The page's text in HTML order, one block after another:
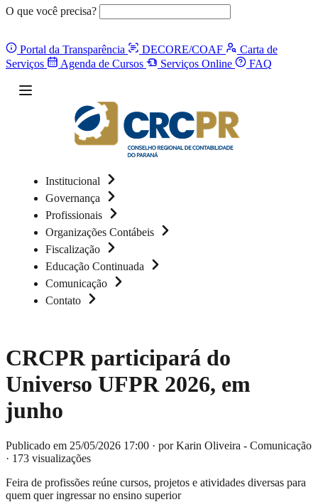
O que você precisa?
Portal da Transparência DECORE/COAF
Carta de
Serviços
Agenda de Cursos Serviços Online FAQ
Institucional
Governança
Profissionais
Organizações Contábeis
Fiscalização
Educação Continuada
Comunicação
Contato
CRCPR participará do
Universo UFPR 2026, em
junho
Publicado em 25/05/2026 17:00 · por Karin Oliveira - Comunicação
· 173 visualizações
Feira de profissões reúne cursos, projetos e atividades diversas para
quem quer ingressar no ensino superior